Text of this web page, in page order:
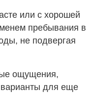
или с хорошей
пребывания в
не подвергая
ощущения,
для еще